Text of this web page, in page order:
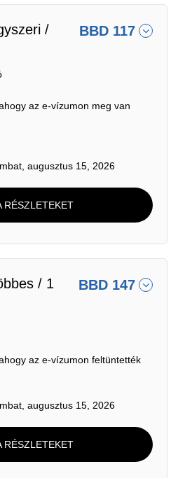
/
BBD 117
az e-vízumon meg van
augusztus 15, 2026
RÉSZLETEKET
/ 1
BBD 147
az e-vízumon feltüntették
augusztus 15, 2026
RÉSZLETEKET